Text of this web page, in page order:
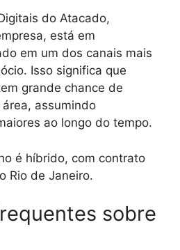
do Atacado,
está em
em um dos canais mais
Isso significa que
grande chance de
assumindo
ao longo do tempo.
é híbrido, com contrato
Rio de Janeiro.
sobre